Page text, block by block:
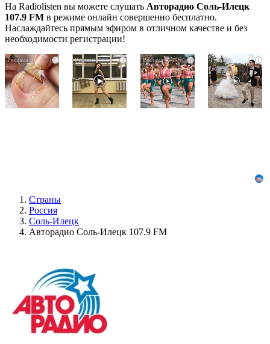
На Radiolisten вы можете слушать Авторадио Соль-Илецк
107.9 FM в режиме онлайн совершенно бесплатно.
Наслаждайтесь прямым эфиром в отличном качестве и без
необходимости регистрации!
i
Грибок
ногтях
стирается
как
i
Ролик
Омска:
вы
будете
i
Ржу
переставая,
это
видео
i
Страны
Россия
Соль-Илецк
Авторадио Соль-Илецк 107.9 FM